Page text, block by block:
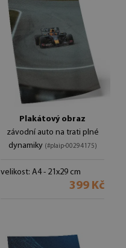
Plakátový obraz
závodní auto na trati plné
dynamiky (#plaip-00294175)
velikost: A4 - 21x29 cm
399 Kč